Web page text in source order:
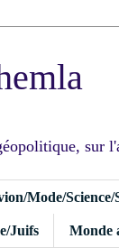
sur
Mode/
Juifs Monde